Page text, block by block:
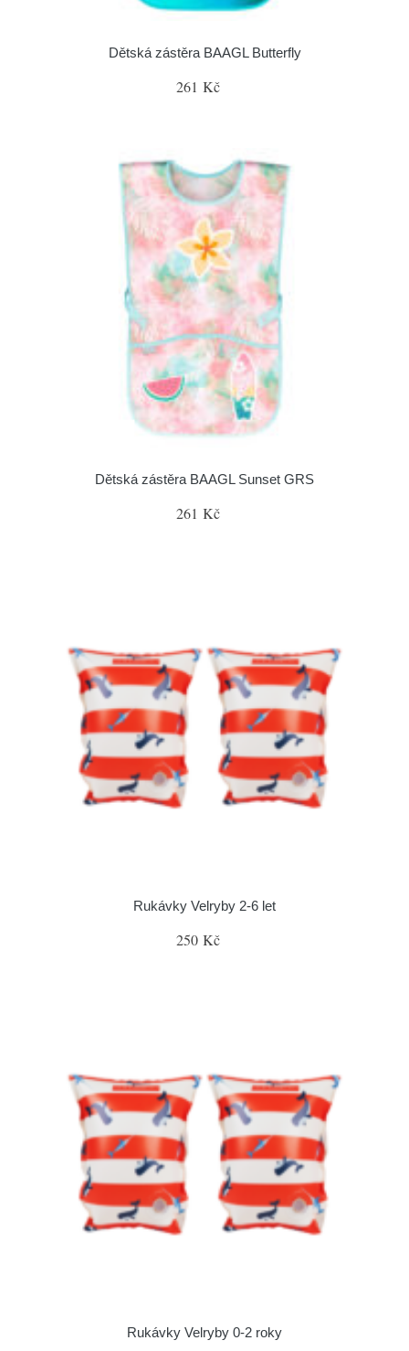
Dětská zástěra BAAGL Butterfly
261 Kč
Dětská zástěra BAAGL Sunset GRS
261 Kč
Rukávky Velryby 2-6 let
250 Kč
Rukávky Velryby 0-2 roky